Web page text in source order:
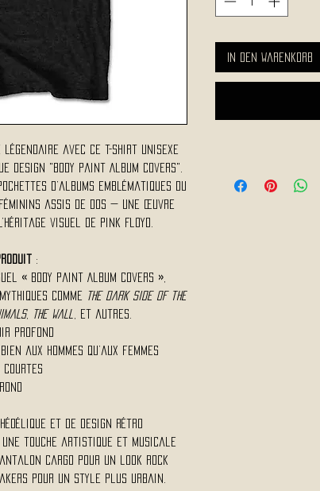
légendaire avec ce t-shirt unisexe
design "Body Paint Album Covers".
d’albums emblématiques du
assis de dos — une œuvre
visuel de Pink Floyd.
:
« Body Paint Album Covers »,
comme
The Dark Side of the
, The Wall
, et autres.
profond
aux hommes qu’aux femmes
et de design rétro
touche artistique et musicale
cargo pour un look rock
pour un style plus urbain.
In den Warenkorb